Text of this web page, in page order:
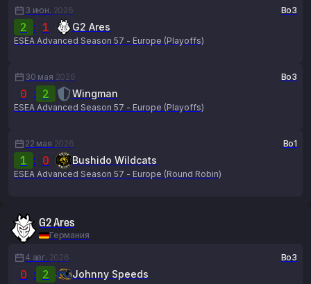
3 июн. 2026 Bo3
2 : 1 G2 Ares
ESEA Advanced Season 57 - Europe (Playoffs)
30 мая 2026 Bo3
0 : 2 Wingman
ESEA Advanced Season 57 - Europe (Playoffs)
22 мая 2026 Bo1
1 : 0 Bushido Wildcats
ESEA Advanced Season 57 - Europe (Round Robin)
G2 Ares
Германия
4 авг. 2026 Bo3
0 : 2 Johnny Speeds